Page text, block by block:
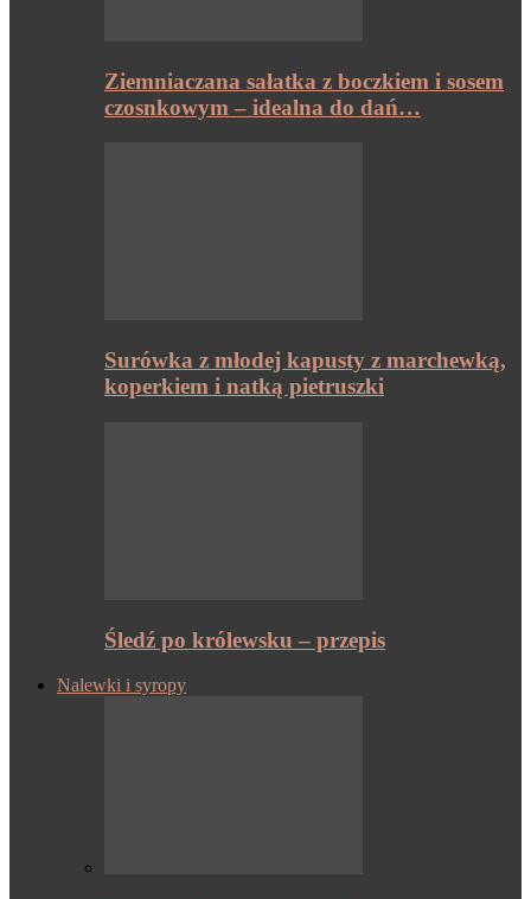
Ziemniaczana sałatka z boczkiem i sosem
czosnkowym – idealna do dań…
Surówka z młodej kapusty z marchewką,
koperkiem i natką pietruszki
Śledź po królewsku – przepis
Nalewki i syropy